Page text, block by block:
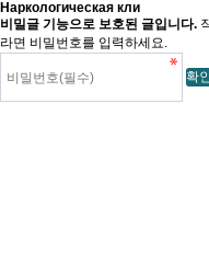
Наркологическая кли
비밀글 기능으로 보호된 글입니다.
라면 비밀번호를 입력하세요.